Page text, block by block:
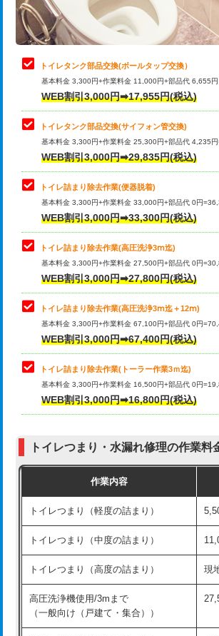
トイレタンク部品交換(ボールタップ交換）
基本料金 3,300円+作業料金 11,000円+部品代 6,655
WEB割引3,000円➡17,955円(税込)
トイレタンク部品交換(サイフォン管交換)
基本料金 3,300円+作業料金 25,300円+部品代 4,235
WEB割引3,000円➡29,835円(税込)
トイレ詰まり除去作業(便器脱着)
基本料金 3,300円+作業料金 33,000円+部品代 0円
WEB割引3,000円➡33,300円(税込)
トイレ詰まり除去作業(高圧洗浄3ⅿ迄)
基本料金 3,300円+作業料金 27,500円+部品代 0円
WEB割引3,000円➡27,800円(税込)
トイレ詰まり除去作業(高圧洗浄3ⅿ迄＋12ⅿ)
基本料金 3,300円+作業料金 67,100円+部品代 0円
WEB割引3,000円➡67,400円(税込)
トイレ詰まり除去作業(トーラー作業3ｍ迄)
基本料金 3,300円+作業料金 16,500円+部品代 0円
WEB割引3,000円➡16,800円(税込)
トイレつまり・水漏れ修理の作業料
作業内容
トイレつまり（軽度の詰まり）
トイレつまり（中度の詰まり）
トイレつまり（高度の詰まり） 現
高圧洗浄機使用/3mまで
（一般向け（戸建て・集合））